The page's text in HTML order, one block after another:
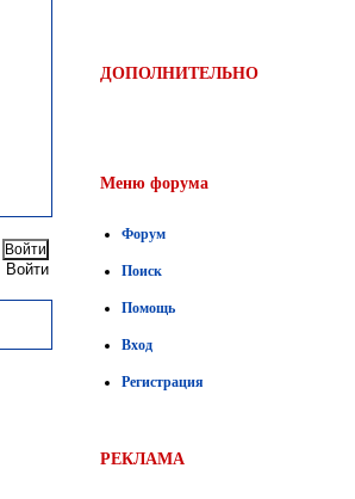
Войти
ДОПОЛНИТЕЛЬНО
Меню форума
Форум
Поиск
Помощь
Вход
Регистрация
РЕКЛАМА